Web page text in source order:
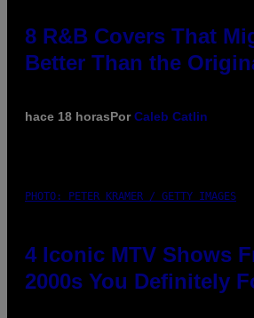
8 R&B Covers That
Better Than the
hace 18 horasPorCaleb Catlin
PHOTO: PETER KRAMER / GETTY IMAGES
4 Iconic MTV Shows
2000s You Definitely